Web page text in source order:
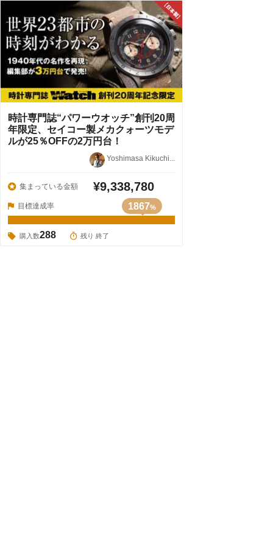
時計専門誌“パワーウオッチ”創刊20周
年限定、セイコー製メカクォーツモデ
ルが25％OFFの2万円台！
Yoshimasa Kikuchi...
集まっている金額 ¥9,338,780
目標達成率 1867%
購入数288 残り 終了